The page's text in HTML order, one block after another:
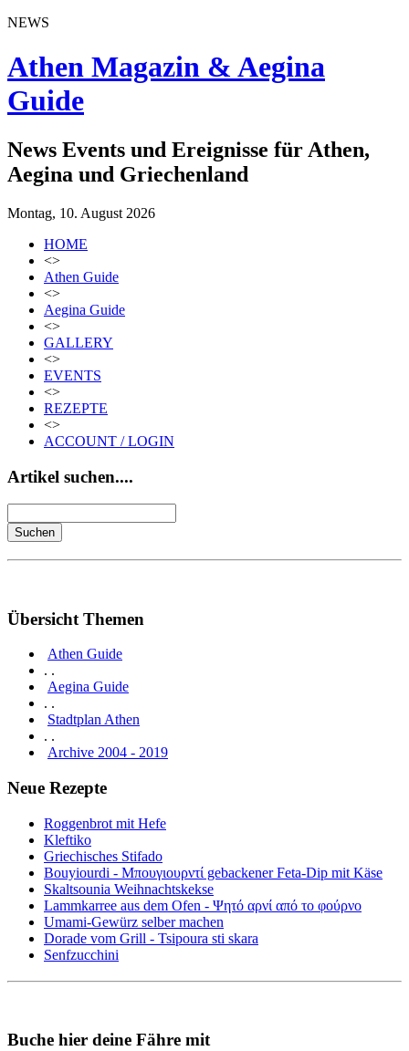
NEWS
Athen Magazin & Aegina
Guide
News Events und Ereignisse für Athen,
Aegina und Griechenland
Montag, 10. August 2026
HOME
<>
Athen Guide
<>
Aegina Guide
<>
GALLERY
<>
EVENTS
<>
REZEPTE
<>
ACCOUNT / LOGIN
Artikel suchen....
Übersicht Themen
Athen Guide
. .
Aegina Guide
. .
Stadtplan Athen
. .
Archive 2004 - 2019
Neue Rezepte
Roggenbrot mit Hefe
Kleftiko
Griechisches Stifado
Bouyiourdi - Μπουγιουρντί gebackener Feta-Dip mit Käse
Skaltsounia Weihnachtskekse
Lammkarree aus dem Ofen - Ψητό αρνί από το φούρνο
Umami-Gewürz selber machen
Dorade vom Grill - Tsipoura sti skara
Senfzucchini
Buche hier deine Fähre mit